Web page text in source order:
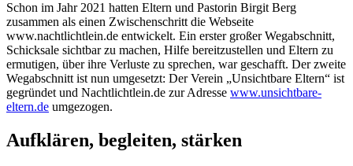
Schon im Jahr 2021 hatten Eltern und Pastorin Birgit Berg
zusammen als einen Zwischenschritt die Webseite
www.nachtlichtlein.de entwickelt. Ein erster großer Wegabschnitt,
Schicksale sichtbar zu machen, Hilfe bereitzustellen und Eltern zu
ermutigen, über ihre Verluste zu sprechen, war geschafft. Der zweite
Wegabschnitt ist nun umgesetzt: Der Verein „Unsichtbare Eltern“ ist
gegründet und Nachtlichtlein.de zur Adresse www.unsichtbare-
eltern.de umgezogen.
Aufklären, begleiten, stärken